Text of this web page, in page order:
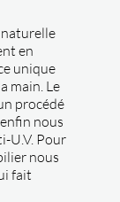
en
unique
main. Le
procédé
nous
U.V. Pour
nous
fait